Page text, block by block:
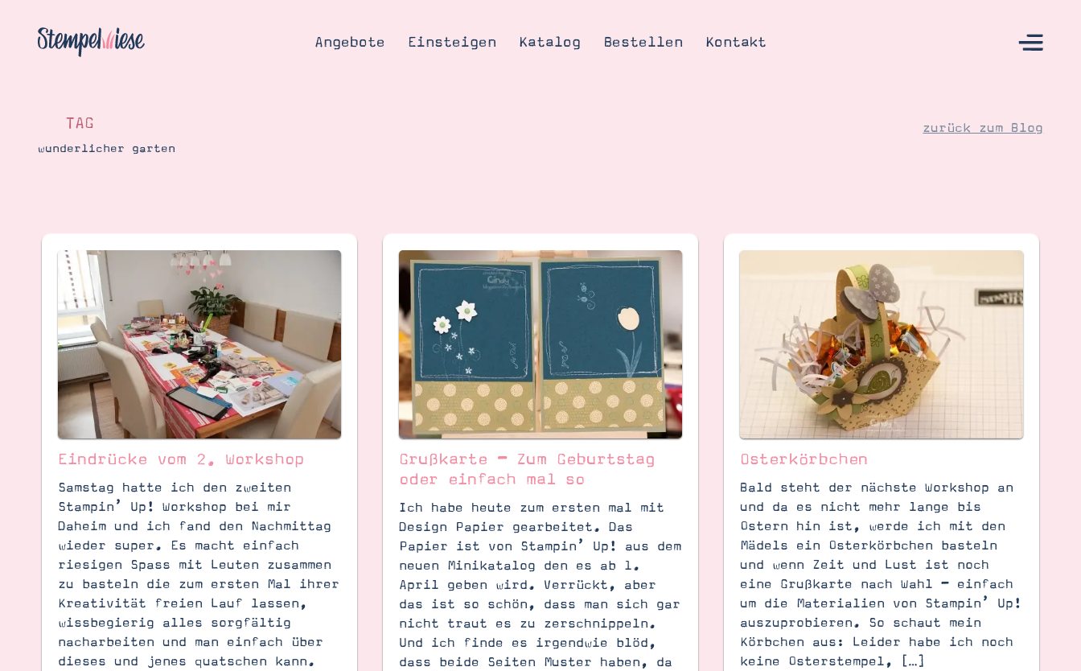
Angebote Einsteigen Katalog Bestellen Kontakt
Katalog
Bestellen
Kontakt
Blog
Produkte erklärt
Über mich
Über Stampin’ Up!
Suche Impressum Datenschutz
SUCHE
TAG
wunderlicher garten
zurück zum Blog
Eindrücke vom 2. Workshop
Samstag hatte ich den zweiten
Stampin’ Up! Workshop bei mir
Daheim und ich fand den Nachmittag
wieder super. Es macht einfach
riesigen Spass mit Leuten zusammen
zu basteln die zum ersten Mal ihrer
Kreativität freien Lauf lassen,
wissbegierig alles sorgfältig
nacharbeiten und man einfach über
dieses und jenes quatschen kann.
Grußkarte – Zum Geburtstag
oder einfach mal so
Ich habe heute zum ersten mal mit
Design Papier gearbeitet. Das
Papier ist von Stampin’ Up! aus dem
neuen Minikatalog den es ab 1.
April geben wird. Verrückt, aber
das ist so schön, dass man sich gar
nicht traut es zu zerschnippeln.
Und ich finde es irgendwie blöd,
dass beide Seiten Muster haben, da
Osterkörbchen
Bald steht der nächste Workshop an
und da es nicht mehr lange bis
Ostern hin ist, werde ich mit den
Mädels ein Osterkörbchen basteln
und wenn Zeit und Lust ist noch
eine Grußkarte nach Wahl – einfach
um die Materialien von Stampin’ Up!
auszuprobieren. So schaut mein
Körbchen aus: Leider habe ich noch
keine Osterstempel, […]